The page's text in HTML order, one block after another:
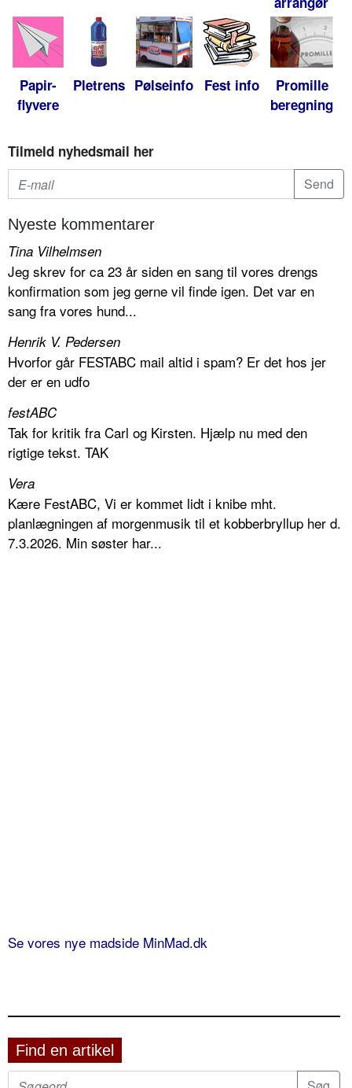
Papir-
flyvere
Pletrens Pølseinfo Fest info
Promille
beregning
Tilmeld nyhedsmail her
Nyeste kommentarer
Tina Vilhelmsen
Jeg skrev for ca 23 år siden en sang til vores drengs
konfirmation som jeg gerne vil finde igen. Det var en
sang fra vores hund...
Henrik V. Pedersen
Hvorfor går FESTABC mail altid i spam? Er det hos jer
der er en udfo
festABC
Tak for kritik fra Carl og Kirsten. Hjælp nu med den
rigtige tekst. TAK
Vera
Kære FestABC, Vi er kommet lidt i knibe mht.
planlægningen af morgenmusik til et kobberbryllup her d.
7.3.2026. Min søster har...
Se vores nye madside MinMad.dk
Find en artikel